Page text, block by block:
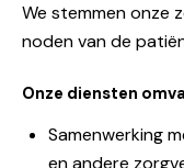
We stemmen onze
noden van de
Onze diensten
Samenwerking
en andere